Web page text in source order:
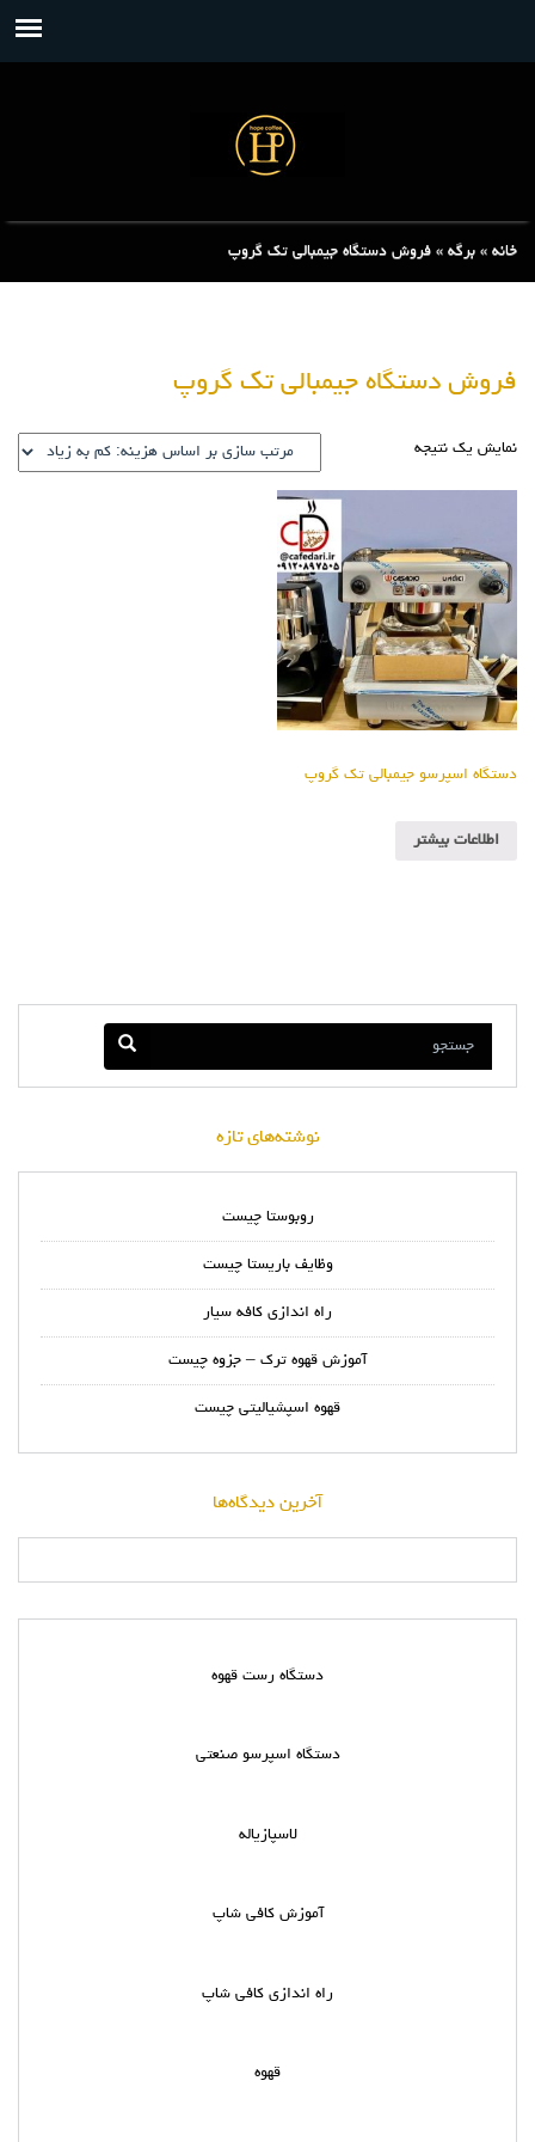
خانه » برگه » فروش دستگاه جیمبالی تک گروپ
فروش دستگاه جیمبالی تک گروپ
نمایش یک نتیجه
دستگاه اسپرسو جیمبالی تک گروپ
اطلاعات بیشتر
نوشته‌های تازه
روبوستا چیست
وظایف باریستا چیست
راه اندازی کافه سیار
آموزش قهوه ترک – جزوه چیست
قهوه اسپشیالیتی چیست
آخرین دیدگاه‌ها
دستگاه رست قهوه
دستگاه اسپرسو صنعتی
لاسپازیاله
آموزش کافی شاپ
راه اندازی کافی شاپ
قهوه